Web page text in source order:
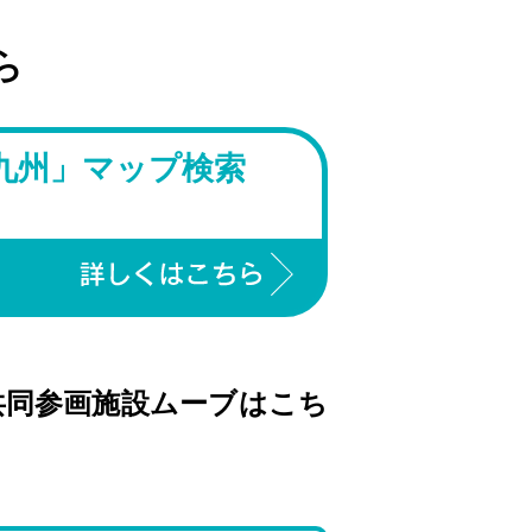
州」マップ検索
参画施設ムーブはこち